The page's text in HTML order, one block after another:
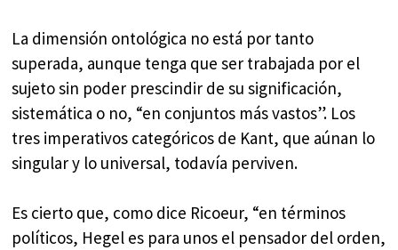
La dimensión ontológica no está por tanto
superada, aunque tenga que ser trabajada por el
sujeto sin poder prescindir de su significación,
sistemática o no, “en conjuntos más vastos”. Los
tres imperativos categóricos de Kant, que aúnan lo
singular y lo universal, todavía perviven.
Es cierto que, como dice Ricoeur, “en términos
políticos, Hegel es para unos el pensador del orden,